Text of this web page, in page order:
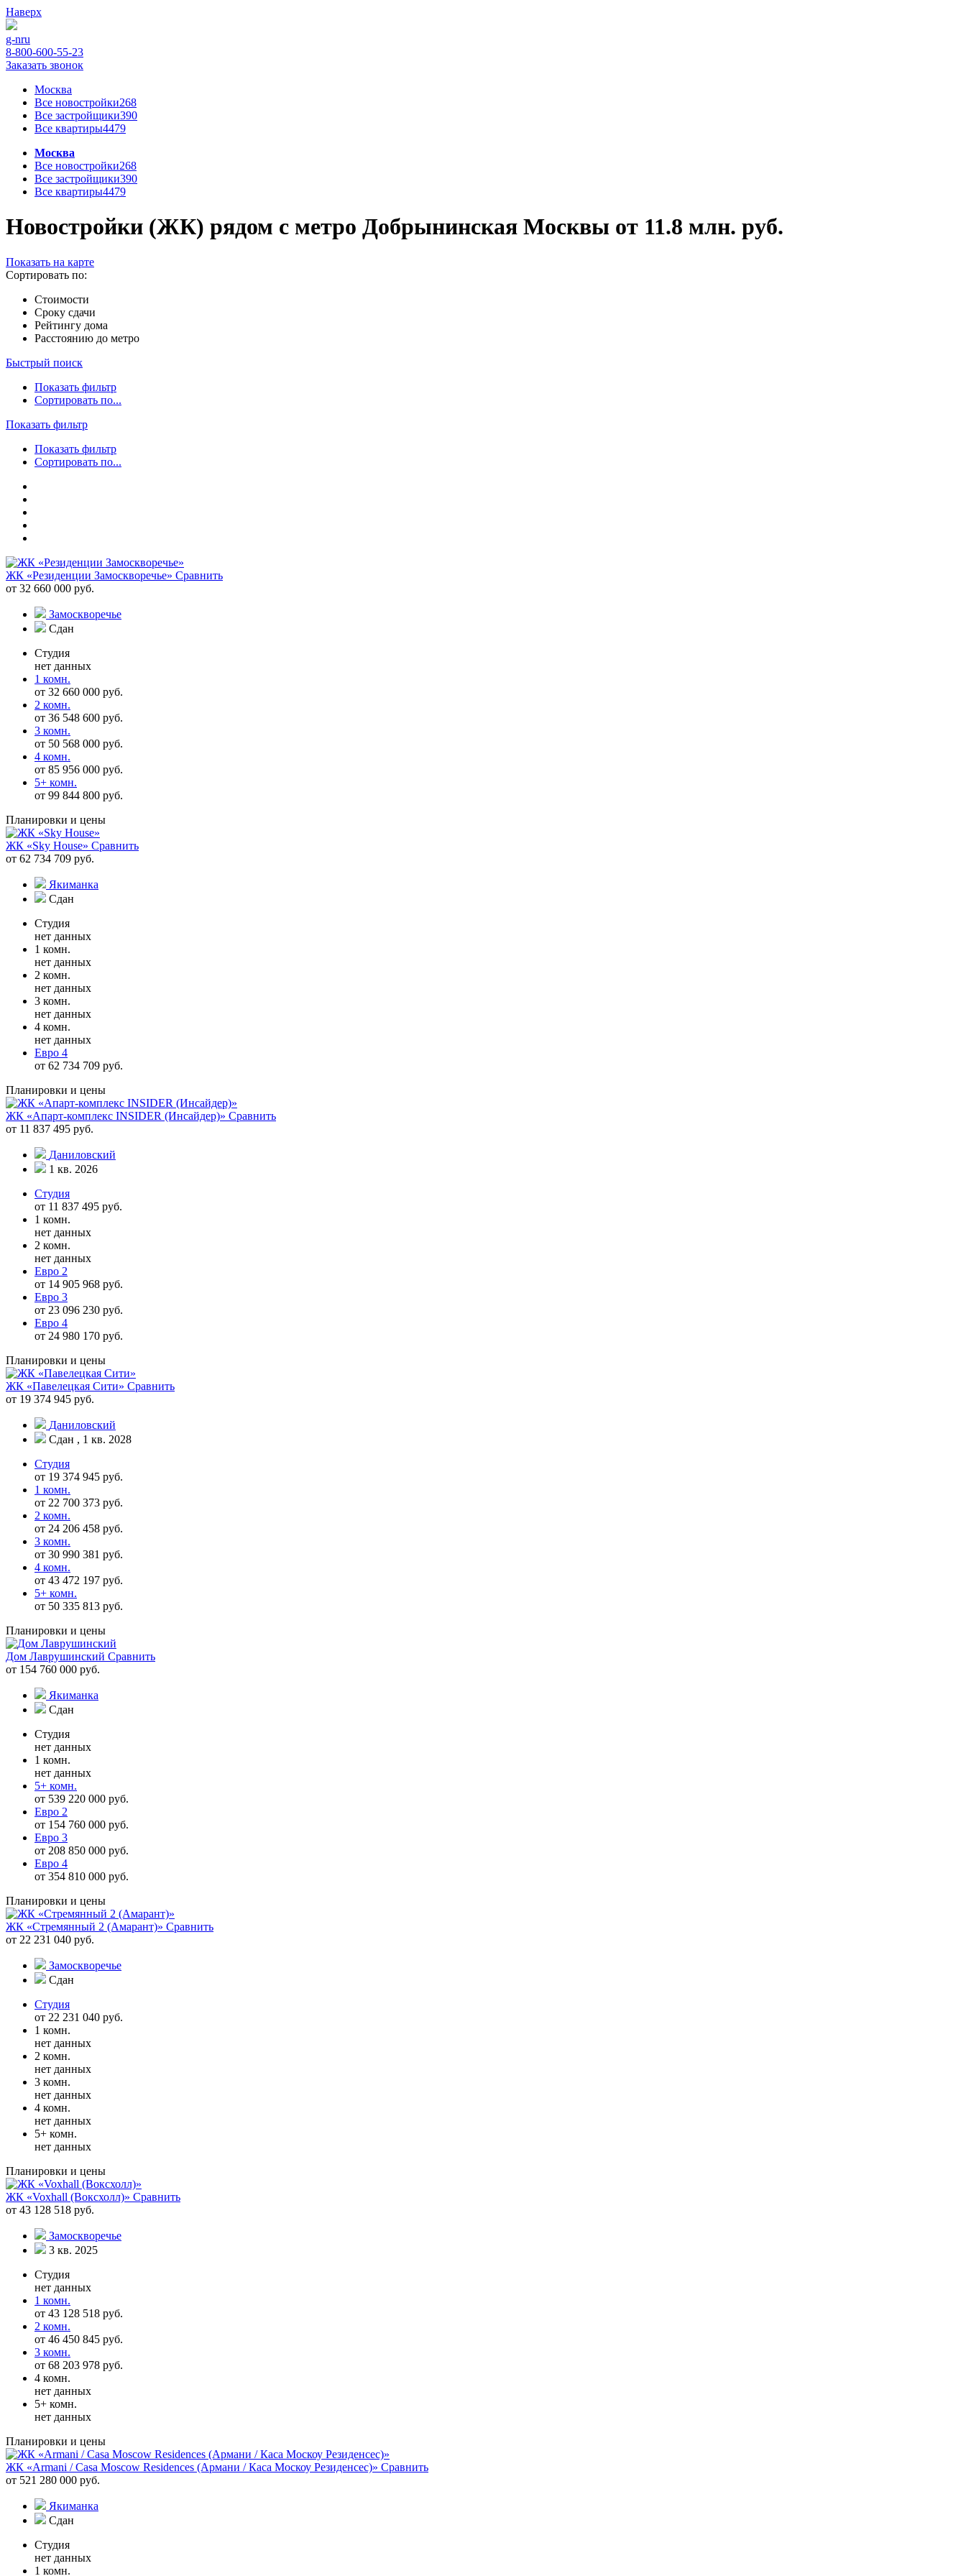
Наверх
g-nru
8-800-600-55-23
Заказать звонок
Москва
Все новостройки268
Все застройщики390
Все квартиры4479
Москва
Все новостройки268
Все застройщики390
Все квартиры4479
Новостройки (ЖК) рядом с метро Добрынинская Москвы от 11.8 млн. руб.
Показать на карте
Сортировать по:
Стоимости
Сроку сдачи
Рейтингу дома
Расстоянию до метро
Быстрый поиск
Показать фильтр
Сортировать по...
Показать фильтр
Показать фильтр
Сортировать по...
ЖК «Резиденции Замоскворечье» Сравнить
от 32 660 000 руб.
Замоскворечье
Сдан
Студия
нет данных
1 комн.
от 32 660 000 руб.
2 комн.
от 36 548 600 руб.
3 комн.
от 50 568 000 руб.
4 комн.
от 85 956 000 руб.
5+ комн.
от 99 844 800 руб.
Планировки и цены
ЖК «Sky House» Сравнить
от 62 734 709 руб.
Якиманка
Сдан
Студия
нет данных
1 комн.
нет данных
2 комн.
нет данных
3 комн.
нет данных
4 комн.
нет данных
Евро 4
от 62 734 709 руб.
Планировки и цены
ЖК «Апарт-комплекс INSIDER (Инсайдер)» Сравнить
от 11 837 495 руб.
Даниловский
1 кв. 2026
Студия
от 11 837 495 руб.
1 комн.
нет данных
2 комн.
нет данных
Евро 2
от 14 905 968 руб.
Евро 3
от 23 096 230 руб.
Евро 4
от 24 980 170 руб.
Планировки и цены
ЖК «Павелецкая Сити» Сравнить
от 19 374 945 руб.
Даниловский
Сдан , 1 кв. 2028
Студия
от 19 374 945 руб.
1 комн.
от 22 700 373 руб.
2 комн.
от 24 206 458 руб.
3 комн.
от 30 990 381 руб.
4 комн.
от 43 472 197 руб.
5+ комн.
от 50 335 813 руб.
Планировки и цены
Дом Лаврушинский Сравнить
от 154 760 000 руб.
Якиманка
Сдан
Студия
нет данных
1 комн.
нет данных
5+ комн.
от 539 220 000 руб.
Евро 2
от 154 760 000 руб.
Евро 3
от 208 850 000 руб.
Евро 4
от 354 810 000 руб.
Планировки и цены
ЖК «Стремянный 2 (Амарант)» Сравнить
от 22 231 040 руб.
Замоскворечье
Сдан
Студия
от 22 231 040 руб.
1 комн.
нет данных
2 комн.
нет данных
3 комн.
нет данных
4 комн.
нет данных
5+ комн.
нет данных
Планировки и цены
ЖК «Voxhall (Воксхолл)» Сравнить
от 43 128 518 руб.
Замоскворечье
3 кв. 2025
Студия
нет данных
1 комн.
от 43 128 518 руб.
2 комн.
от 46 450 845 руб.
3 комн.
от 68 203 978 руб.
4 комн.
нет данных
5+ комн.
нет данных
Планировки и цены
ЖК «Armani / Casa Moscow Residences (Армани / Каса Москоу Резиденсес)» Сравнить
от 521 280 000 руб.
Якиманка
Сдан
Студия
нет данных
1 комн.